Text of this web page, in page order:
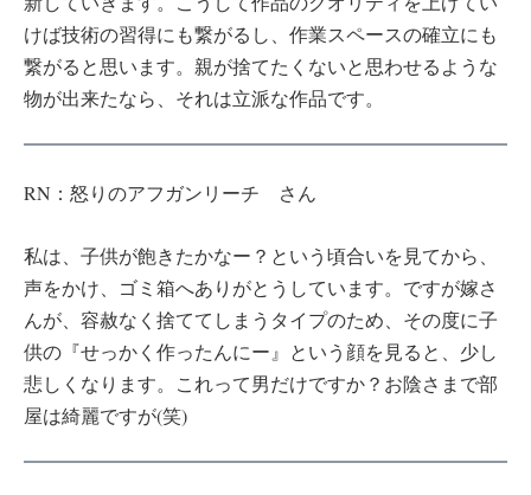
けば技術の習得にも繋がるし、作業スペースの確立にも
繋がると思います。親が捨てたくないと思わせるような
物が出来たなら、それは立派な作品です。
RN：怒りのアフガンリーチ さん
私は、子供が飽きたかなー？という頃合いを見てから、
声をかけ、ゴミ箱へありがとうしています。ですが嫁さ
んが、容赦なく捨ててしまうタイプのため、その度に子
供の『せっかく作ったんにー』という顔を見ると、少し
悲しくなります。これって男だけですか？お陰さまで部
屋は綺麗ですが(笑)